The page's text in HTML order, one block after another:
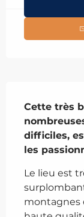
Cette très
difficiles,
les
Le lieu est
montagnes